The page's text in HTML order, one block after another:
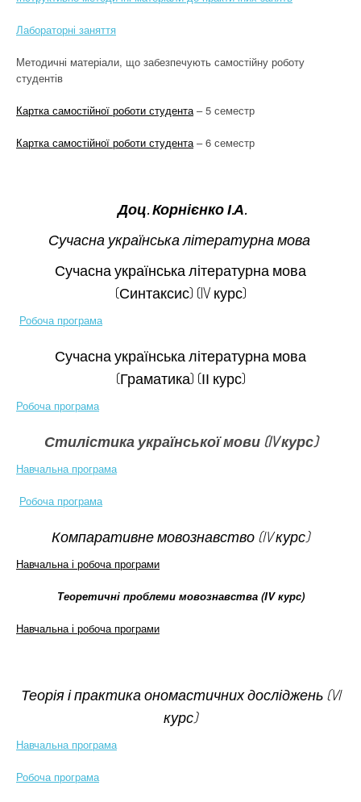
Лабораторні заняття
Методичні матеріали, що забезпечують самостійну роботу
студентів
Картка самостійної роботи студента– 5 семестр
Картка самостійної роботи студента– 6 семестр
Доц. Корнієнко І.А.
Сучасна українська літературна мова
Сучасна українська літературна мова
(Синтаксис) (IV курс)
Робоча програма
Сучасна українська літературна мова
(Граматика) (ІІ курс)
Робоча програма
Стилістика української мови (IV курс)
Навчальна програма
Робоча програма
Компаративне мовознавство (IV курс)
Навчальна і робоча програми
Теоретичні проблеми мовознавства (IV курс)
Навчальна і робоча програми
Теорія і практика ономастичних досліджень (VI
курс)
Навчальна програма
Робоча програма